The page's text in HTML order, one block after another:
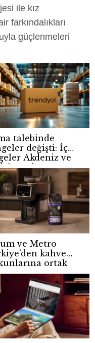
ile kız
farkındalıkları
güçlenmeleri
talebinde
değişti: İç
Akdeniz ve
geçti
ve Metro
kahve
ortak